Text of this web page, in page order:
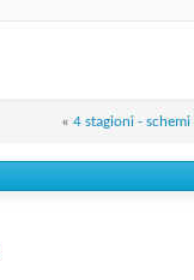
« 4 stagioni - schemi